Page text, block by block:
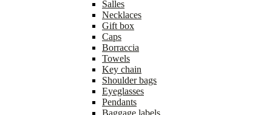
Šalles
Necklaces
Gift box
Caps
Borraccia
Towels
Key chain
Shoulder bags
Eyeglasses
Pendants
Baggage labels